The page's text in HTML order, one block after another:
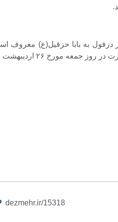
به بابا حزقیل(ع) معروف
چهار روز به طول خواهد انجامید که در این صورت در روز
dezmehr.ir/15318